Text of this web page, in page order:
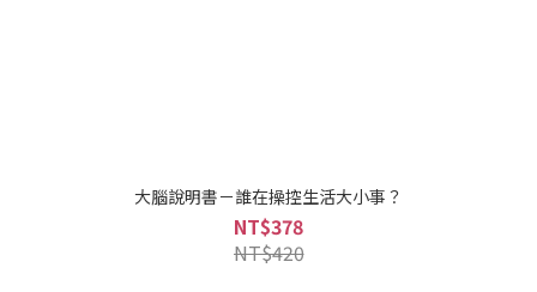
大腦說明書－誰在操控生活大小事？
NT$378
NT$420